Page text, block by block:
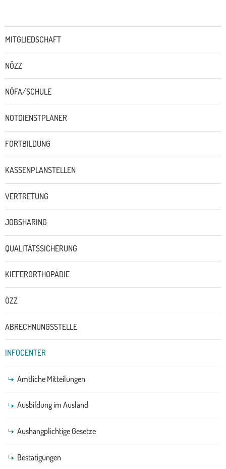
MITGLIEDSCHAFT
NÖZZ
NÖFA/SCHULE
NOTDIENSTPLANER
FORTBILDUNG
KASSENPLANSTELLEN
VERTRETUNG
JOBSHARING
QUALITÄTSSICHERUNG
KIEFERORTHOPÄDIE
ÖZZ
ABRECHNUNGSSTELLE
INFOCENTER
Amtliche Mitteilungen
Ausbildung im Ausland
Aushangplichtige Gesetze
Bestätigungen